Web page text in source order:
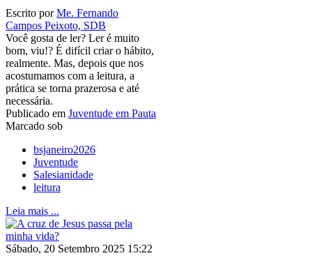
Escrito porMe. Fernando
Campos Peixoto, SDB
Você gosta de ler? Ler é muito
bom, viu!? É difícil criar o hábito,
realmente. Mas, depois que nos
acostumamos com a leitura, a
prática se torna prazerosa e até
necessária.
Publicado em Juventude em Pauta
Marcado sob
bsjaneiro2026
Juventude
Salesianidade
leitura
Leia mais ...
Sábado, 20 Setembro 2025 15:22